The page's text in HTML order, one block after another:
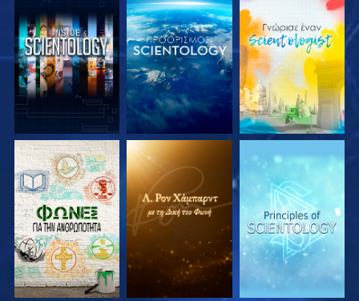
ΕΞΕΡΕΥΝΗΣΤΕ ΤΗ
ΣΕΙΡΑ
ΕΞΕΡΕΥΝΗΣΤΕ ΤΗ
ΣΕΙΡΑ
ΕΞΕΡΕΥΝΗΣΤΕ ΤΗ
ΣΕΙΡΑ